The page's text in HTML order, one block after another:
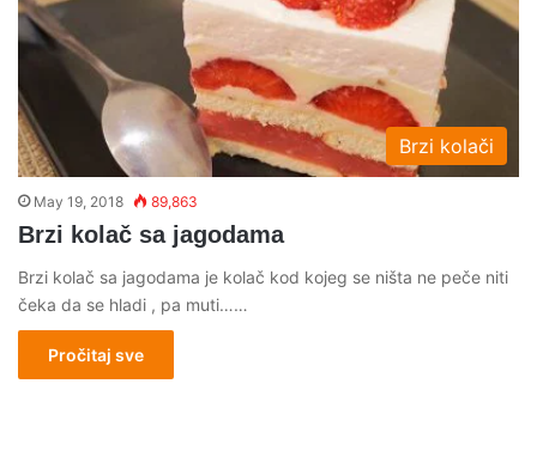
Brzi kolači
May 19, 2018 89,863
Brzi kolač sa jagodama
Brzi kolač sa jagodama je kolač kod kojeg se ništa ne peče niti
čeka da se hladi , pa muti……
Pročitaj sve